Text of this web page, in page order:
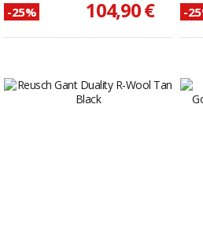
-25% 104,90 € -